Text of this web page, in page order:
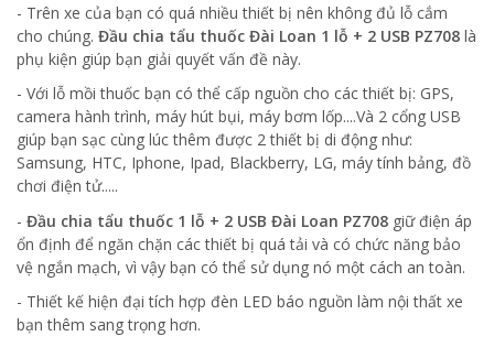
- Trên xe của bạn có quá nhiều thiết bị nên không đủ lỗ cắm
cho chúng. Đầu chia tẩu thuốc Đài Loan 1 lỗ + 2 USB PZ708 là
phụ kiện giúp bạn giải quyết vấn đề này.
- Với lỗ mồi thuốc bạn có thể cấp nguồn cho các thiết bị: GPS,
camera hành trình, máy hút bụi, máy bơm lốp....Và 2 cổng USB
giúp bạn sạc cùng lúc thêm được 2 thiết bị di động như:
Samsung, HTC, Iphone, Ipad, Blackberry, LG, máy tính bảng, đồ
chơi điện tử.....
- Đầu chia tẩu thuốc 1 lỗ + 2 USB Đài Loan PZ708 giữ điện áp
ổn định để ngăn chặn các thiết bị quá tải và có chức năng bảo
vệ ngắn mạch, vì vậy bạn có thể sử dụng nó một cách an toàn.
- Thiết kế hiện đại tích hợp đèn LED báo nguồn làm nội thất xe
bạn thêm sang trọng hơn.